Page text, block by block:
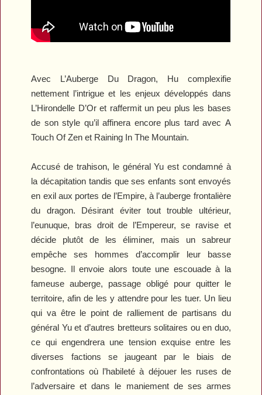
Avec L’Auberge Du Dragon, Hu complexifie
nettement l’intrigue et les enjeux développés dans
L’Hirondelle D’Oret raffermit un peu plus les bases
de son style qu’il affinera encore plus tard avec A
Touch Of Zen et Raining In The Mountain.
Accusé de trahison, le général Yu est condamné à
la décapitation tandis que ses enfants sont envoyés
en exil aux portes de l’Empire, à l’auberge frontalière
du dragon. Désirant éviter tout trouble ultérieur,
l’eunuque, bras droit de l’Empereur, se ravise et
décide plutôt de les éliminer, mais un sabreur
empêche ses hommes d’accomplir leur basse
besogne. Il envoie alors toute une escouade à la
fameuse auberge, passage obligé pour quitter le
territoire, afin de les y attendre pour les tuer. Un lieu
qui va être le point de ralliement de partisans du
général Yu et d’autres bretteurs solitaires ou en duo,
ce qui engendrera une tension exquise entre les
diverses factions se jaugeant par le biais de
confrontations où l’habileté à déjouer les ruses de
l’adversaire et dans le maniement de ses armes